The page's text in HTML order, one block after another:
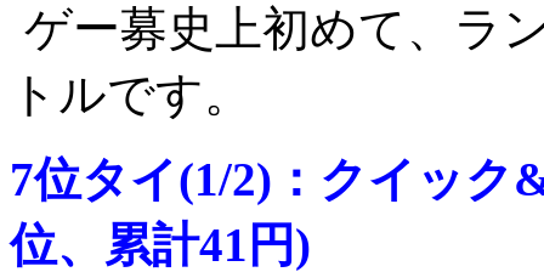
ゲー募史上初めて、ラ
トルです。
7位タイ(1/2)：クイッ
位、累計41円)